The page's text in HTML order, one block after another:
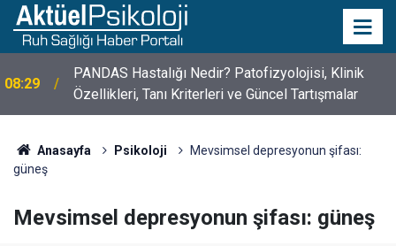
10:30
10 Mayıs Psikologlar Günü Nasıl Ortaya Çıktı? 10
Mayıs Tarihinin Hikayesi
Anasayfa Psikoloji
Mevsimsel depresyonun şifası:
güneş
Mevsimsel depresyonun şifası: güneş